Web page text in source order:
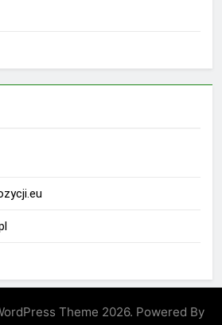
Theme 2026. Powered By